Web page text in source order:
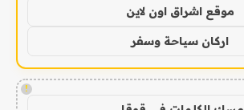
موقع اشراق اون لاين
اركان سياحة وسفر
!